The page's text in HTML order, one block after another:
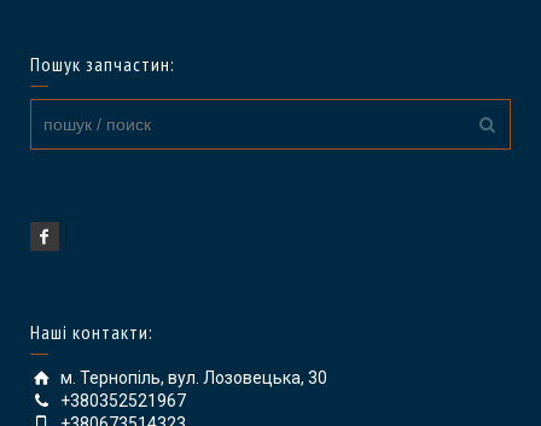
Пошук запчастин:
Наші контакти:
м. Тернопіль, вул. Лозовецька, 30
+380352521967